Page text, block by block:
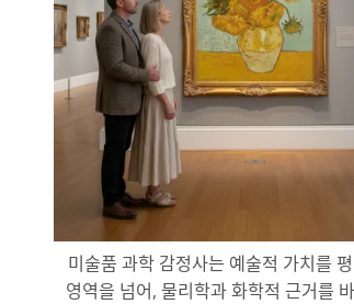
미술품 과학 감정사는 예술적 가치를
영역을 넘어, 물리학과 화학적 근거를